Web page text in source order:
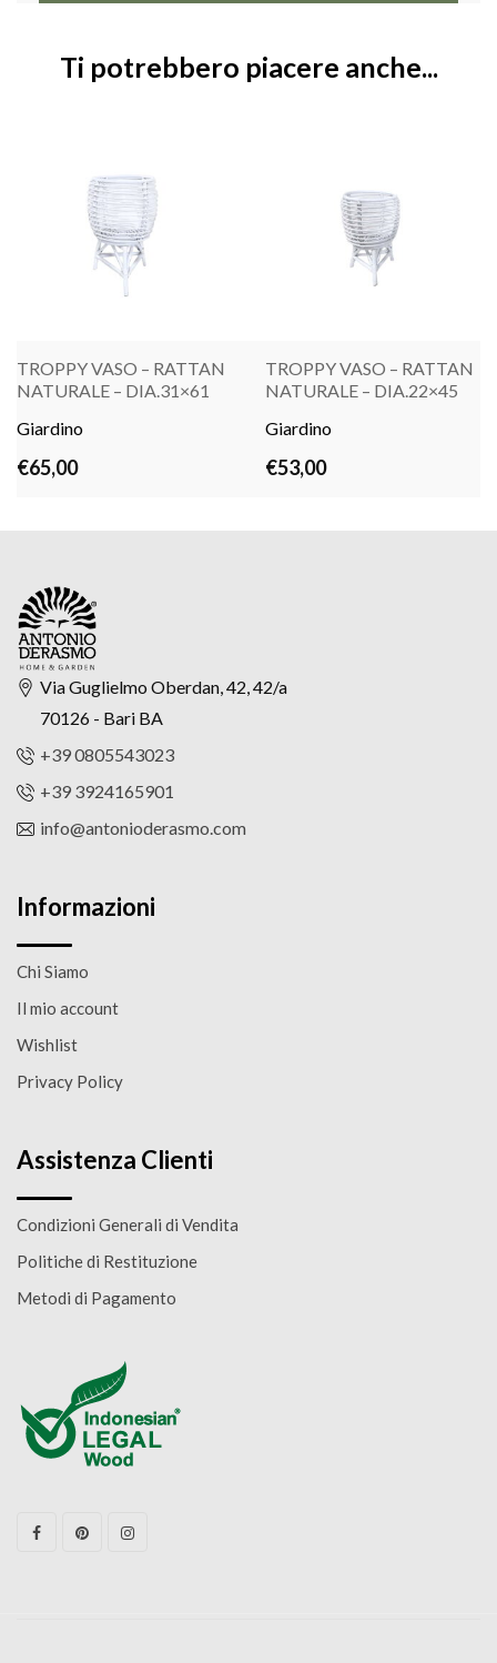
Ti potrebbero piacere anche...
TROPPY VASO – RATTAN
NATURALE – DIA.31×61
Giardino
€65,00
TROPPY VASO – RATTAN
NATURALE – DIA.22×45
Giardino
€53,00
Via Guglielmo Oberdan, 42, 42/a
70126 - Bari BA
+39 0805543023
+39 3924165901
info@antonioderasmo.com
Informazioni
Chi Siamo
Il mio account
Wishlist
Privacy Policy
Assistenza Clienti
Condizioni Generali di Vendita
Politiche di Restituzione
Metodi di Pagamento